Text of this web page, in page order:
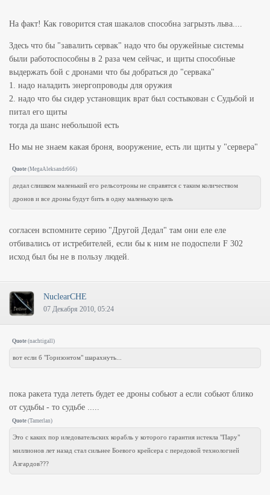
На факт! Как говорится стая шакалов способна загрызть льва....
Здесь что бы "завалить сервак" надо что бы оружейные системы
были работоспособны в 2 раза чем сейчас, и щиты способные
выдержать бой с дронами что бы добраться до "сервака"
1. надо наладить энергопроводы для оружия
2. надо что бы сидер установщик врат был состыкован с Судьбой и
питал его щиты
тогда да шанс небольшой есть
Но мы не знаем какая броня, вооружение, есть ли щиты у "сервера"
Quote (MegaAleksandr666)
дедал слишком маленький его рельсотроны не справятся с таким количеством
дронов и все дроны будут бить в одну маленькую цель
согласен вспомните серию "Другой Дедал" там они еле еле
отбивались от истребителей, если бы к ним не подоспели F 302
исход был бы не в пользу людей.
NuclearCHE
07 Декабря 2010, 05:24
Quote (nachtigall)
вот если б "Горизонтом" шарахнуть...
пока ракета туда лететь будет ее дроны собьют а если собьют блико
от судьбы - то судьбе .....
Quote (Tamerlan)
Это с каких пор иледовательских корабль у которого гарантия истекла "Пару"
миллионов лет назад стал сильнее Боевого крейсера с передовой технологией
Азгардов???